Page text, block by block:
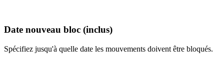
Date nouveau bloc (inclus)
Spécifiez jusqu'à quelle date les mouvements doivent être bloqués.